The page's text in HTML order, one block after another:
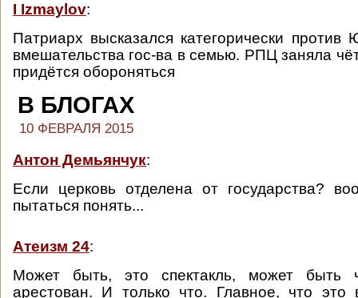
I Izmaylov:
Патриарх высказался категорически
вмешательства гос-ва в семью. РПЦ заняла
придётся обороняться
В БЛОГАХ
10 ФЕВРАЛЯ 2015
Антон Демьянчук:
Если церковь отделена от государства?
пытаться понять...
Атеизм 24:
Может быть, это спектакль, может быть
арестован. И только что. Главное, что